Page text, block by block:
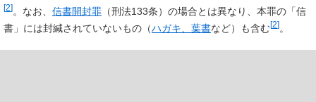
[2]。なお、 信書開封罪 （刑法133条）の場合とは異なり、本罪の「信
書」には封緘されていないもの（ハガキ、葉書など）も含む[2] 。